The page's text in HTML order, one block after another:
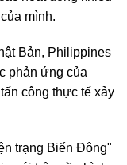
mình.
Bản, Philippines
phản ứng của
công thực tế xảy
trạng Biển Đông"